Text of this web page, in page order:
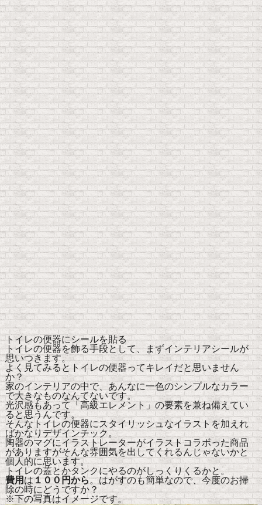
トイレの便器にシールを貼る
トイレの便器を飾る手段として、まずインテリアシールが
思いつきます。
よく見てみるとトイレの便器ってキレイだと思いません
か？
家のインテリアの中で、あんなに一色のシンプルなカラー
で大きなものなんてないです。
光沢感もあって「高級エレメント」の要素を兼ね備えてい
ると思うんです。
そんなトイレの便器にスタイリッシュなイラストを加えれ
ばかなりデザインチック。
陶器のマグにイラストレーターがイラストコラボった商品
がありますがそんな雰囲気を出してくれるんじゃないかと
個人的に思います。
トイレの蓋とかタンクにやるのがしっくりくるかと。
費用は１００円から。はがすのも簡単なので、今度のお掃
除の時にどうですか？
※下の写真はイメージです。